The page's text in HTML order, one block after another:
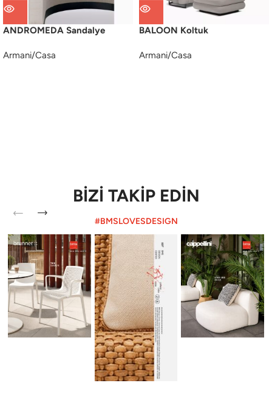
ANDROMEDA Sandalye
Armani/Casa
BALOON Koltuk
Armani/Casa
BİZİ TAKİP EDİN
#BMSLOVESDESIGN